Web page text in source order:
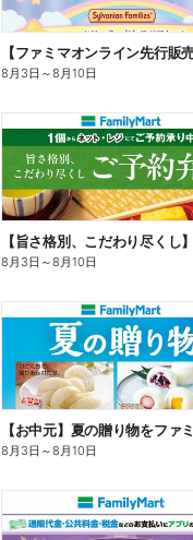
8月3日 ～8月10日
8月3日 ～8月10日
【お中元】夏の贈り物をファ
8月3日 ～8月10日